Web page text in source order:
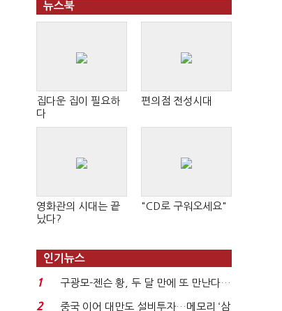
뉴스북
집다운 집이 필요하
다
편의점 전성시대
영화관의 시대는 끝
났다?
"CD로 구워오세요"
인기뉴스
1
구광모-젠슨 황, 두 달 만에 또 만난다…
로봇·AI 등 논...
2
중국 이어 대만도 설비투자…메모리 ‘삼